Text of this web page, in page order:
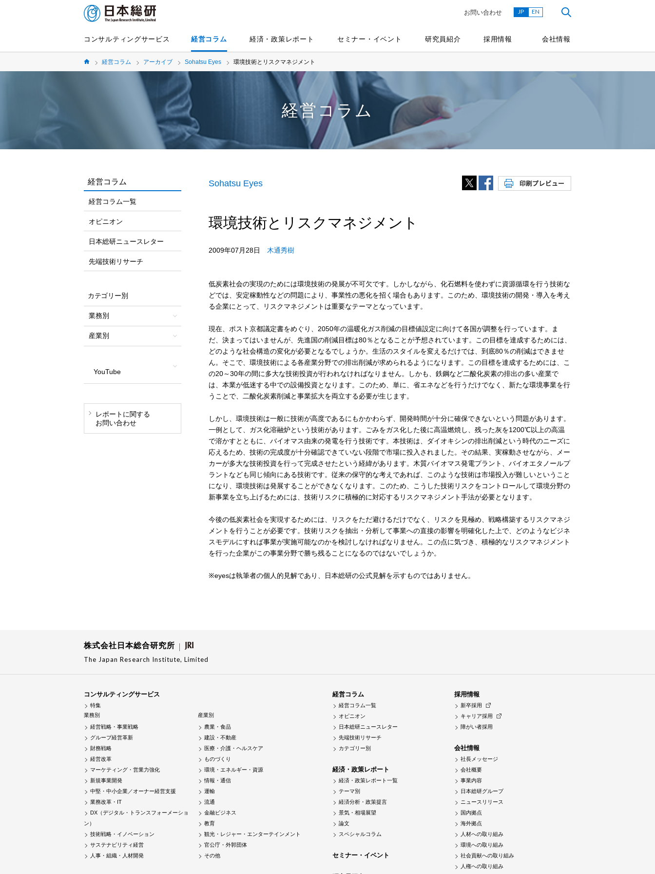
コンサルティングサービス 経営コラム 経済・政策レポート セミナー・イベント 研究員紹介 採用情報 会社情報
お問い合わせ JP EN
経営コラム アーカイブ Sohatsu Eyes 環境技術とリスクマネジメント
経営コラム
Sohatsu Eyes
環境技術とリスクマネジメント
2009年07月28日 木通秀樹
低炭素社会の実現のためには環境技術の発展が不可欠です。しかしながら、化石燃料を使わずに資源循環を行う技術な
どでは、安定稼動性などの問題により、事業性の悪化を招く場合もあります。このため、環境技術の開発・導入を考え
る企業にとって、リスクマネジメントは重要なテーマとなっています。
現在、ポスト京都議定書をめぐり、2050年の温暖化ガス削減の目標値設定に向けて各国が調整を行っています。ま
だ、決まってはいませんが、先進国の削減目標は80％となることが予想されています。この目標を達成するためには、
どのような社会構造の変化が必要となるでしょうか。生活のスタイルを変えるだけでは、到底80％の削減はできませ
ん。そこで、環境技術による各産業分野での排出削減が求められるようになります。この目標を達成するためには、こ
の20～30年の間に多大な技術投資が行われなければなりません。しかも、鉄鋼など二酸化炭素の排出の多い産業で
は、本業が低迷する中での設備投資となります。このため、単に、省エネなどを行うだけでなく、新たな環境事業を行
うことで、二酸化炭素削減と事業拡大を両立する必要が生じます。
しかし、環境技術は一般に技術が高度であるにもかかわらず、開発時間が十分に確保できないという問題があります。
一例として、ガス化溶融炉という技術があります。ごみをガス化した後に高温燃焼し、残った灰を1200℃以上の高温
で溶かすとともに、バイオマス由来の発電を行う技術です。本技術は、ダイオキシンの排出削減という時代のニーズに
応えるため、技術の完成度が十分確認できていない段階で市場に投入されました。その結果、実稼動させながら、メー
カーが多大な技術投資を行って完成させたという経緯があります。木質バイオマス発電プラント、バイオエタノールプ
ラントなども同じ傾向にある技術です。従来の保守的な考えであれば、このような技術は市場投入が難しいということ
になり、環境技術は発展することができなくなります。このため、こうした技術リスクをコントロールして環境分野の
新事業を立ち上げるためには、技術リスクに積極的に対応するリスクマネジメント手法が必要となります。
今後の低炭素社会を実現するためには、リスクをただ避けるだけでなく、リスクを見極め、戦略構築するリスクマネジ
メントを行うことが必要です。技術リスクを抽出・分析して事業への直接の影響を明確化した上で、どのようなビジネ
スモデルにすれば事業が実施可能なのかを検討しなければなりません。この点に気づき、積極的なリスクマネジメント
を行った企業がこの事業分野で勝ち残ることになるのではないでしょうか。
※eyesは執筆者の個人的見解であり、日本総研の公式見解を示すものではありません。
経営コラム
経営コラム一覧
オピニオン
日本総研ニュースレター
先端技術リサーチ
カテゴリー別
業務別
産業別
YouTube
レポートに関する
お問い合わせ
株式会社日本総合研究所
The Japan Research Institute, Limited
コンサルティングサービス
特集
業務別
経営戦略・事業戦略
グループ経営革新
財務戦略
経営改革
マーケティング・営業力強化
新規事業開発
中堅・中小企業／オーナー経営支援
業務改革・IT
DX（デジタル・トランスフォーメーショ
ン）
技術戦略・イノベーション
サステナビリティ経営
人事・組織・人材開発
産業別
農業・食品
建設・不動産
医療・介護・ヘルスケア
ものづくり
環境・エネルギー・資源
情報・通信
運輸
流通
金融ビジネス
教育
観光・レジャー・エンターテインメント
官公庁・外郭団体
その他
経営コラム
経営コラム一覧
オピニオン
日本総研ニュースレター
先端技術リサーチ
カテゴリー別
経済・政策レポート
経済・政策レポート一覧
テーマ別
経済分析・政策提言
景気・相場展望
論文
スペシャルコラム
セミナー・イベント
採用情報
新卒採用
キャリア採用
障がい者採用
会社情報
社長メッセージ
会社概要
事業内容
日本総研グループ
ニュースリリース
国内拠点
海外拠点
人材への取り組み
環境への取り組み
社会貢献への取り組み
人権への取り組み